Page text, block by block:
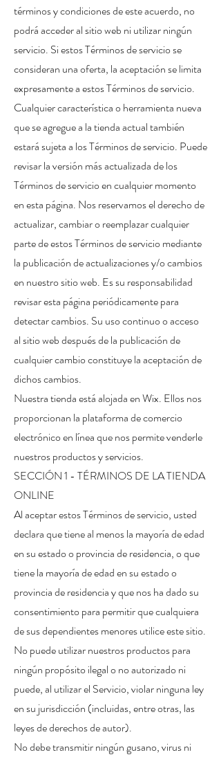
términos y condiciones de este acuerdo, no
podrá acceder al sitio web ni utilizar ningún
servicio. Si estos Términos de servicio se
consideran una oferta, la aceptación se limita
expresamente a estos Términos de servicio.
Cualquier característica o herramienta nueva
que se agregue a la tienda actual también
estará sujeta a los Términos de servicio. Puede
revisar la versión más actualizada de los
Términos de servicio en cualquier momento
en esta página. Nos reservamos el derecho de
actualizar, cambiar o reemplazar cualquier
parte de estos Términos de servicio mediante
la publicación de actualizaciones y/o cambios
en nuestro sitio web. Es su responsabilidad
revisar esta página periódicamente para
detectar cambios. Su uso continuo o acceso
al sitio web después de la publicación de
cualquier cambio constituye la aceptación de
dichos cambios.
Nuestra tienda está alojada en Wix. Ellos nos
proporcionan la plataforma de comercio
electrónico en línea que nos permite venderle
nuestros productos y servicios.
SECCIÓN 1 - TÉRMINOS DE LA TIENDA
ONLINE
Al aceptar estos Términos de servicio, usted
declara que tiene al menos la mayoría de edad
en su estado o provincia de residencia, o que
tiene la mayoría de edad en su estado o
provincia de residencia y que nos ha dado su
consentimiento para permitir que cualquiera
de sus dependientes menores utilice este sitio.
No puede utilizar nuestros productos para
ningún propósito ilegal o no autorizado ni
puede, al utilizar el Servicio, violar ninguna ley
en su jurisdicción (incluidas, entre otras, las
leyes de derechos de autor).
No debe transmitir ningún gusano, virus ni